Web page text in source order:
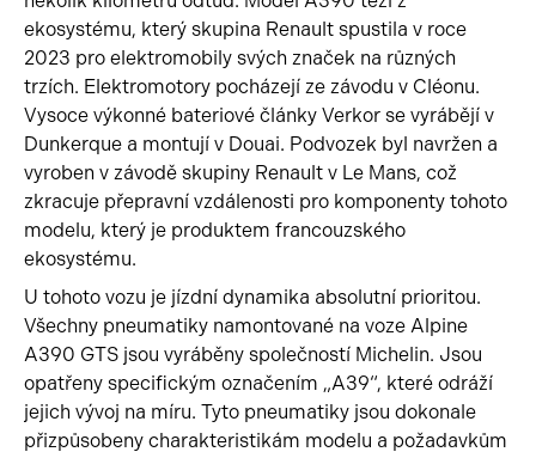
ekosystému, který skupina Renault spustila v roce
2023 pro elektromobily svých značek na různých
trzích. Elektromotory pocházejí ze závodu v Cléonu.
Vysoce výkonné bateriové články Verkor se vyrábějí v
Dunkerque a montují v Douai. Podvozek byl navržen a
vyroben v závodě skupiny Renault v Le Mans, což
zkracuje přepravní vzdálenosti pro komponenty tohoto
modelu, který je produktem francouzského
ekosystému.
U tohoto vozu je jízdní dynamika absolutní prioritou.
Všechny pneumatiky namontované na voze Alpine
A390 GTS jsou vyráběny společností Michelin. Jsou
opatřeny specifickým označením „A39“, které odráží
jejich vývoj na míru. Tyto pneumatiky jsou dokonale
přizpůsobeny charakteristikám modelu a požadavkům